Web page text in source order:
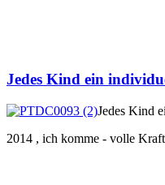
Jedes Kind ein
Jedes Kind
2014 , ich komme - volle